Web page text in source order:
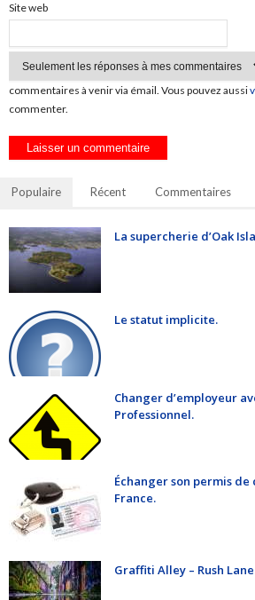
Site web
commentaires à venir via émail. Vous pouvez aussi
commenter.
Populaire Récent Commentaires
La supercherie d’Oak
Le statut implicite.
Changer d’employeur
Professionnel.
Échanger son permis
France.
Graffiti Alley – Rush